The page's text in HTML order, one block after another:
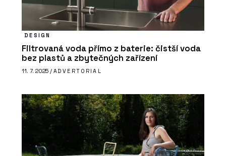
PRODUKTY
Multifunkční skříňky pro kanceláře a
budovy - Blocks
DESIGN
Filtrovaná voda přímo z baterie: čistší voda
bez plastů a zbytečných zařízení
11. 7. 2025 / ADVERTORIAL